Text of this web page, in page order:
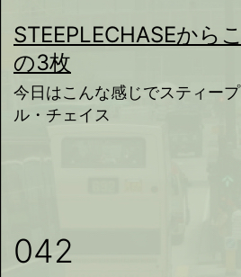
ン
テ
ッ
STEEPLECHASEからこ
の3枚
今日はこんな感じでスティープ
ル・チェイス
042